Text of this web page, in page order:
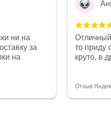
ни на
за
на
магазина
решена.
после
то приду
круто, в
спасибо
Отзыв